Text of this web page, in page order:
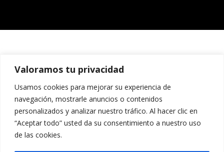
Valoramos tu privacidad
Usamos cookies para mejorar su experiencia de
navegación, mostrarle anuncios o contenidos
personalizados y analizar nuestro tráfico. Al hacer clic en
“Aceptar todo” usted da su consentimiento a nuestro uso
de las cookies.